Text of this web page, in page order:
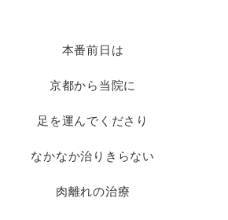
本番前日は
京都から当院に
足を運んでくださり
なかなか治りきらない
肉離れの治療